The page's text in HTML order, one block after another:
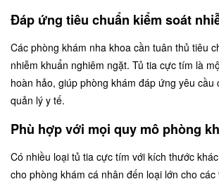
Đáp ứng tiêu chuẩn kiểm soát
Các phòng khám nha khoa cần tuân thủ tiêu
nhiễm khuẩn nghiêm ngặt. Tủ tia cực tím là
hoàn hảo, giúp phòng khám đáp ứng yêu cầu
quản lý y tế.
Phù hợp với mọi quy mô phòng
Có nhiều loại tủ tia cực tím với kích thước
cho phòng khám cá nhân đến loại lớn cho